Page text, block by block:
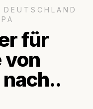
für
von